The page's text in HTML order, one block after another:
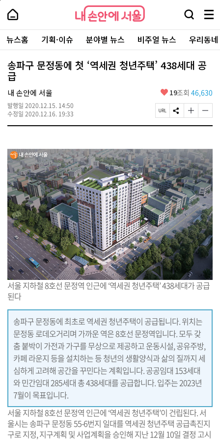
본
로
가
내
손
안
에
서
울
-
서
울
시
대
표
소
통
포
내
손
에
울
검
창
열
기
메
뉴
전
체
보
주
요
서
뉴스홈 기획·이슈 분야별 뉴스 비주얼 뉴스 우리동
송파구 문정동에 첫 ‘역세권 청년주택’ 438세대 공
급
내 손안에 서울
발행일 2020.12.15. 14:50
수정일 2020.12.16. 19:33
좋
요
19조회 46,630
페
이
R
L
복
사
S
N
유
하
기
글
자
크
게
변
경
하
기
글
자
작
게
변
경
하
기
서울 지하철 8호선 문정역 인근에 ‘역세권 청년주택’ 438세대가 공급
된다
송파구 문정동에 최초로 역세권 청년주택이 공급됩니다. 위치는
문정동 로데오거리며 가까운 역은 8호선 문정역입니다. 모두 갖
춤 붙박이 가전과 가구를 무상으로 제공하고 운동시설, 공유주방,
카페 라운지 등을 설치하는 등 청년의 생활양식과 삶의 질까지 세
심하게 고려해 공간을 꾸민다는 계획입니다. 공공임대 153세대
와 민간임대 285세대 총 438세대를 공급합니다. 입주는 2023년
7월이 목표입니다.
서울 지하철 8호선 문정역 인근에 ‘역세권 청년주택’이 건립된다. 서
울시는 송파구 문정동 55-6번지 일대를 역세권 청년주택 공급촉진지
구로 지정, 지구계획 및 사업계획을 승인해 지난 12월 10일 결정 고시
페
상
단
로